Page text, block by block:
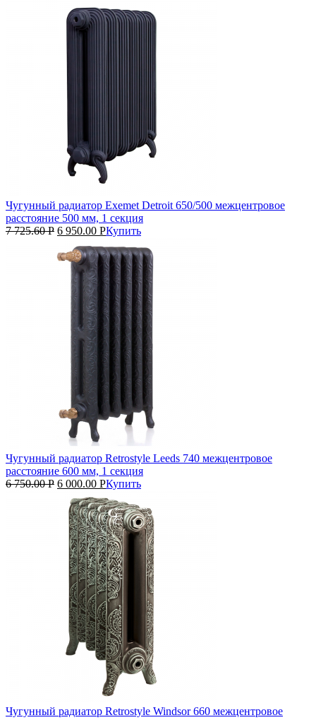
Чугунный радиатор Exemet Detroit 650/500 межцентровое
расстояние 500 мм, 1 секция
7 725.60Р 6 950.00 РКупить
Чугунный радиатор Retrostyle Leeds 740 межцентровое
расстояние 600 мм, 1 секция
6 750.00Р 6 000.00 РКупить
Чугунный радиатор Retrostyle Windsor 660 межцентровое